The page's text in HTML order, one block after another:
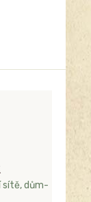
sítě, dům-